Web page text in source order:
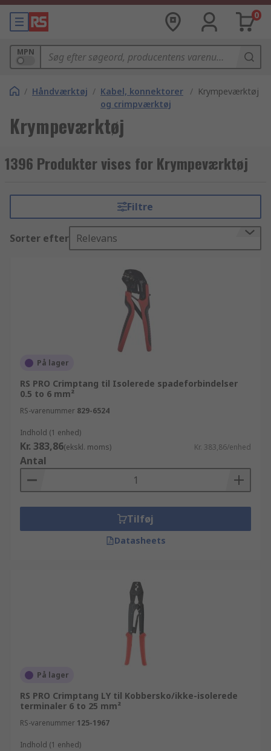
0
MPN
/ Håndværktøj / Kabel, konnektorer
og crimpværktøj
/ Krympeværktøj
Krympeværktøj
1396 Produkter vises for Krympeværktøj
Filtre
Sorter efter Relevans
På lager
RS PRO Crimptang til Isolerede spadeforbindelser
0.5 to 6 mm²
RS-varenummer 829-6524
Indhold (1 enhed)
Kr. 383,86(ekskl. moms) Kr. 383,86/enhed
Antal
Tilføj
Datasheets
På lager
RS PRO Crimptang LY til Kobbersko/ikke-isolerede
terminaler 6 to 25 mm²
RS-varenummer 125-1967
Indhold (1 enhed)